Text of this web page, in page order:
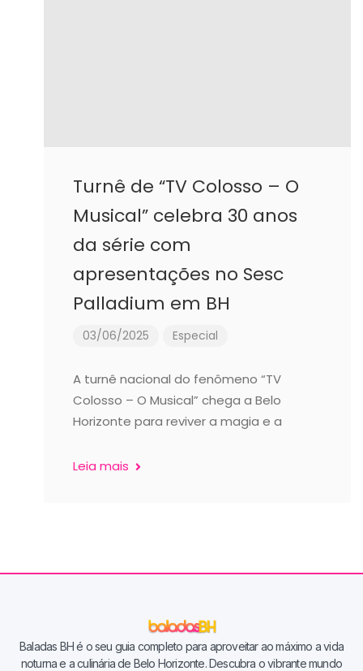
Turnê de “TV Colosso – O
Musical” celebra 30 anos
da série com
apresentações no Sesc
Palladium em BH
03/06/2025 Especial
A turnê nacional do fenômeno “TV
Colosso – O Musical” chega a Belo
Horizonte para reviver a magia e a
Leia mais
Baladas BH é o seu guia completo para aproveitar ao máximo a vida
noturna e a culinária de Belo Horizonte. Descubra o vibrante mundo